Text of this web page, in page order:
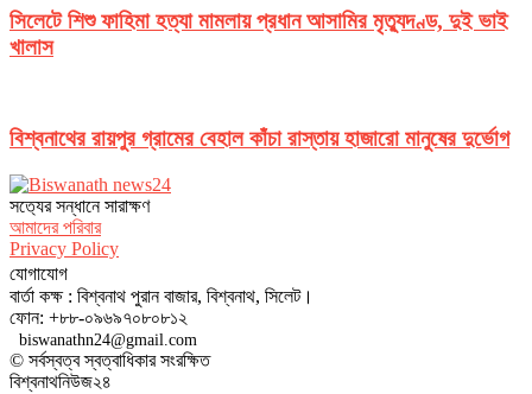
সিলেটে শিশু ফাহিমা হত্যা মামলায় প্রধান আসামির মৃত্যুদণ্ড, দুই ভাই
খালাস
বিশ্বনাথের রায়পুর গ্রামের বেহাল কাঁচা রাস্তায় হাজারো মানুষের দুর্ভোগ
সত‌্যের সন্ধানে সারাক্ষণ
আমাদের পরিবার
Privacy Policy
যোগাযোগ
বার্তা কক্ষ : বিশ্বনাথ পুরান বাজার, বিশ্বনাথ, সিলেট।
ফোন: +৮৮-০৯৬৯৭০৮০৮১২
biswanathn24@gmail.com
© সর্বস্বত্ব স্বত্বাধিকার সংরক্ষিত
বিশ্বনাথনিউজ২৪